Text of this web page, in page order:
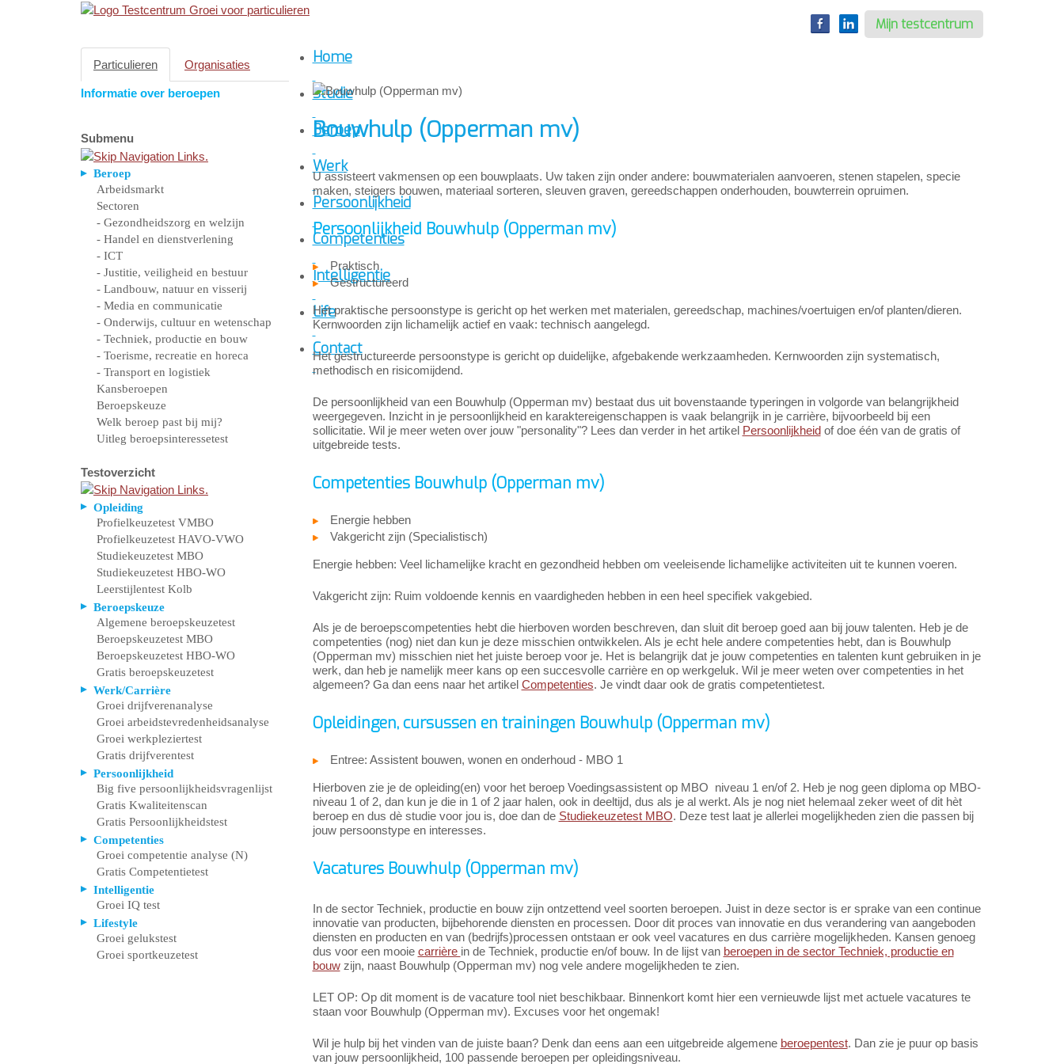
Mijn testcentrum
Particulieren Organisaties
Informatie over beroepen
Submenu
Beroep
Arbeidsmarkt
Sectoren
- Gezondheidszorg en welzijn
- Handel en dienstverlening
- ICT
- Justitie, veiligheid en bestuur
- Landbouw, natuur en visserij
- Media en communicatie
- Onderwijs, cultuur en wetenschap
- Techniek, productie en bouw
- Toerisme, recreatie en horeca
- Transport en logistiek
Kansberoepen
Beroepskeuze
Welk beroep past bij mij?
Uitleg beroepsinteressetest
Testoverzicht
Opleiding
Profielkeuzetest VMBO
Profielkeuzetest HAVO-VWO
Studiekeuzetest MBO
Studiekeuzetest HBO-WO
Leerstijlentest Kolb
Beroepskeuze
Algemene beroepskeuzetest
Beroepskeuzetest MBO
Beroepskeuzetest HBO-WO
Gratis beroepskeuzetest
Werk/Carrière
Groei drijfverenanalyse
Groei arbeidstevredenheidsanalyse
Groei werkpleziertest
Gratis drijfverentest
Persoonlijkheid
Big five persoonlijkheidsvragenlijst
Gratis Kwaliteitenscan
Gratis Persoonlijkheidstest
Competenties
Groei competentie analyse (N)
Gratis Competentietest
Intelligentie
Groei IQ test
Lifestyle
Groei gelukstest
Groei sportkeuzetest
Home
Studie
Beroep
Werk
Persoonlijkheid
Competenties
Intelligentie
Life
Contact
Bouwhulp (Opperman mv)
U assisteert vakmensen op een bouwplaats. Uw taken zijn onder andere: bouwmaterialen aanvoeren, stenen stapelen, specie
maken, steigers bouwen, materiaal sorteren, sleuven graven, gereedschappen onderhouden, bouwterrein opruimen.
Persoonlijkheid Bouwhulp (Opperman mv)
Praktisch
Gestructureerd
Het praktische persoonstype is gericht op het werken met materialen, gereedschap, machines/voertuigen en/of planten/dieren.
Kernwoorden zijn lichamelijk actief en vaak: technisch aangelegd.
Het gestructureerde persoonstype is gericht op duidelijke, afgebakende werkzaamheden. Kernwoorden zijn systematisch,
methodisch en risicomijdend.
De persoonlijkheid van een Bouwhulp (Opperman mv) bestaat dus uit bovenstaande typeringen in volgorde van belangrijkheid
weergegeven. Inzicht in je persoonlijkheid en karaktereigenschappen is vaak belangrijk in je carrière, bijvoorbeeld bij een
sollicitatie. Wil je meer weten over jouw "personality"? Lees dan verder in het artikel Persoonlijkheidof doe één van de gratis of
uitgebreide tests.
Competenties Bouwhulp (Opperman mv)
Energie hebben
Vakgericht zijn (Specialistisch)
Energie hebben: Veel lichamelijke kracht en gezondheid hebben om veeleisende lichamelijke activiteiten uit te kunnen voeren.
Vakgericht zijn: Ruim voldoende kennis en vaardigheden hebben in een heel specifiek vakgebied.
Als je de beroepscompetenties hebt die hierboven worden beschreven, dan sluit dit beroep goed aan bij jouw talenten. Heb je de
competenties (nog) niet dan kun je deze misschien ontwikkelen. Als je echt hele andere competenties hebt, dan is Bouwhulp
(Opperman mv) misschien niet het juiste beroep voor je. Het is belangrijk dat je jouw competenties en talenten kunt gebruiken in je
werk, dan heb je namelijk meer kans op een succesvolle carrière en op werkgeluk. Wil je meer weten over competenties in het
algemeen? Ga dan eens naar het artikel Competenties. Je vindt daar ook de gratis competentietest.
Opleidingen, cursussen en trainingen Bouwhulp (Opperman mv)
Entree: Assistent bouwen, wonen en onderhoud - MBO 1
Hierboven zie je de opleiding(en) voor het beroep Voedingsassistent op MBO niveau 1 en/of 2. Heb je nog geen diploma op MBO-
niveau 1 of 2, dan kun je die in 1 of 2 jaar halen, ook in deeltijd, dus als je al werkt. Als je nog niet helemaal zeker weet of dit hèt
beroep en dus dè studie voor jou is, doe dan de Studiekeuzetest MBO. Deze test laat je allerlei mogelijkheden zien die passen bij
jouw persoonstype en interesses.
Vacatures Bouwhulp (Opperman mv)
In de sector Techniek, productie en bouw zijn ontzettend veel soorten beroepen. Juist in deze sector is er sprake van een continue
innovatie van producten, bijbehorende diensten en processen. Door dit proces van innovatie en dus verandering van aangeboden
diensten en producten en van (bedrijfs)processen ontstaan er ook veel vacatures en dus carrière mogelijkheden. Kansen genoeg
dus voor een mooie carrière in de Techniek, productie en/of bouw. In de lijst van beroepen in de sector Techniek, productie en
bouwzijn, naast Bouwhulp (Opperman mv) nog vele andere mogelijkheden te zien.
LET OP: Op dit moment is de vacature tool niet beschikbaar. Binnenkort komt hier een vernieuwde lijst met actuele vacatures te
staan voor Bouwhulp (Opperman mv). Excuses voor het ongemak!
Wil je hulp bij het vinden van de juiste baan? Denk dan eens aan een uitgebreide algemene beroepentest. Dan zie je puur op basis
van jouw persoonlijkheid, 100 passende beroepen per opleidingsniveau.